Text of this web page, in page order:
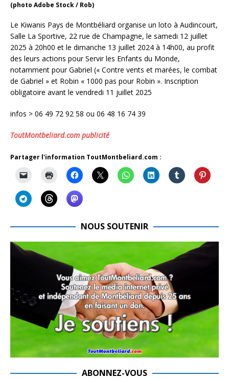
(photo Adobe Stock / Rob)
Le Kiwanis Pays de Montbéliard organise un loto à Audincourt,
Salle La Sportive, 22 rue de Champagne, le samedi 12 juillet
2025 à 20h00 et le dimanche 13 juillet 2024 à 14h00, au profit
des leurs actions pour Servir les Enfants du Monde,
notamment pour Gabriel (« Contre vents et marées, le combat
de Gabriel » et Robin « 1000 pas pour Robin ». Inscription
obligatoire avant le vendredi 11 juillet 2025
infos > 06 49 72 92 58 ou 06 48 16 74 39
ToutMontbeliard.com publicité
Partager l'information ToutMontbeliard.com :
NOUS SOUTENIR
ABONNEZ-VOUS